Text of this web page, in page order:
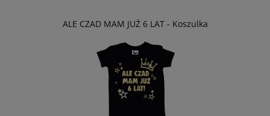
ALE CZAD MAM JUŻ 6 LAT - Koszulka